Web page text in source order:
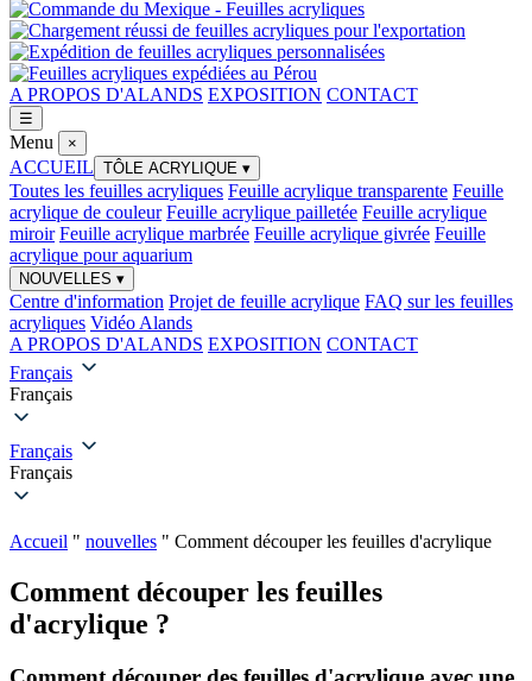
A PROPOS D'ALANDS EXPOSITION CONTACT
☰
Menu ×
ACCUEIL TÔLE ACRYLIQUE ▾
Toutes les feuilles acryliques Feuille acrylique transparente Feuille
acrylique de couleur Feuille acrylique pailletée Feuille acrylique
miroir Feuille acrylique marbrée Feuille acrylique givrée Feuille
acrylique pour aquarium
NOUVELLES ▾
Centre d'information Projet de feuille acrylique FAQ sur les feuilles
acryliques Vidéo Alands
A PROPOS D'ALANDS EXPOSITION CONTACT
Français
Français
Français
Français
Accueil " nouvelles " Comment découper les feuilles d'acrylique
Comment découper les feuilles
d'acrylique ?